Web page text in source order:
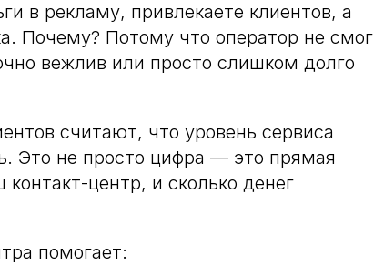
в рекламу, привлекаете клиентов, а
Почему? Потому что оператор не смог
вежлив или просто слишком долго
считают, что уровень сервиса
Это не просто цифра — это прямая
центр, и сколько денег
помогает: